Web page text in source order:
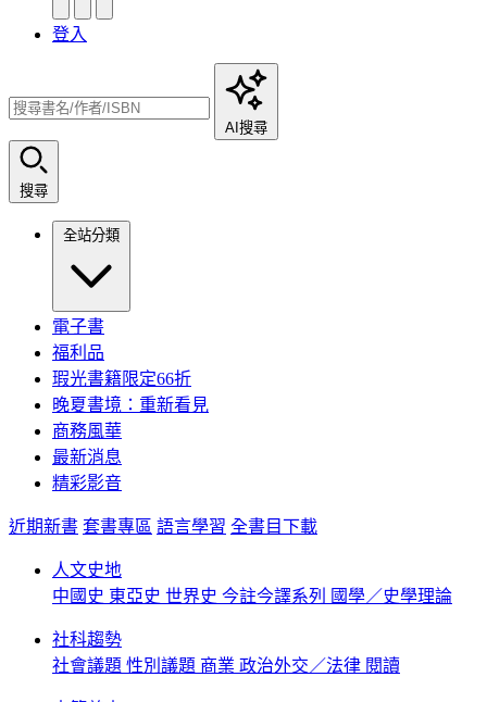
登入
AI搜尋
搜尋
全站分類
電子書
福利品
瑕光書籍限定66折
晚夏書境：重新看見
商務風華
最新消息
精彩影音
近期新書 套書專區 語言學習 全書目下載
人文史地
中國史 東亞史 世界史 今註今譯系列 國學／史學理論
社科趨勢
社會議題 性別議題 商業 政治外交／法律 閱讀